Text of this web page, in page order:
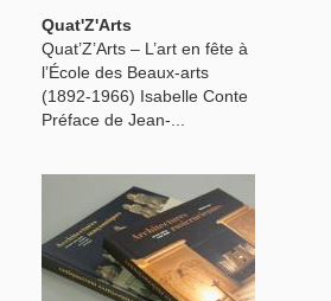
Quat'Z'Arts
Quat’Z’Arts – L’art en fête à
l’École des Beaux-arts
(1892-1966) Isabelle Conte
Préface de Jean-...